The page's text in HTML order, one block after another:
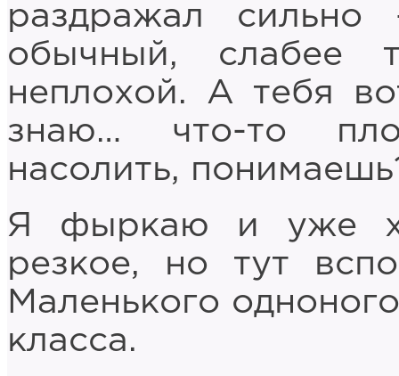
раздражал сильно
обычный, слабее
неплохой. А тебя
знаю… что-то
насолить,
Я фыркаю и уже
резкое, но тут
Маленького
класса.